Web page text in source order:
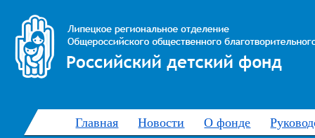
Главная Новости О фонде